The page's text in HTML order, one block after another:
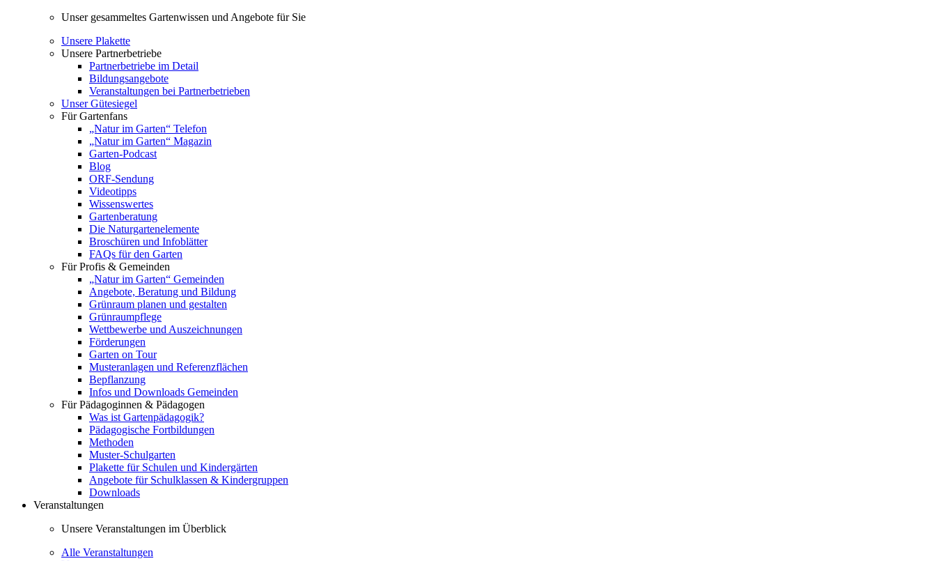
Unser gesammeltes Gartenwissen und Angebote für Sie
Unsere Plakette
Unsere Partnerbetriebe
Partnerbetriebe im Detail
Bildungsangebote
Veranstaltungen bei Partnerbetrieben
Unser Gütesiegel
Für Gartenfans
„Natur im Garten“ Telefon
„Natur im Garten“ Magazin
Garten-Podcast
Blog
ORF-Sendung
Videotipps
Wissenswertes
Gartenberatung
Die Naturgartenelemente
Broschüren und Infoblätter
FAQs für den Garten
Für Profis & Gemeinden
„Natur im Garten“ Gemeinden
Angebote, Beratung und Bildung
Grünraum planen und gestalten
Grünraumpflege
Wettbewerbe und Auszeichnungen
Förderungen
Garten on Tour
Musteranlagen und Referenzflächen
Bepflanzung
Infos und Downloads Gemeinden
Für Pädagoginnen & Pädagogen
Was ist Gartenpädagogik?
Pädagogische Fortbildungen
Methoden
Muster-Schulgarten
Plakette für Schulen und Kindergärten
Angebote für Schulklassen & Kindergruppen
Downloads
Veranstaltungen
Unsere Veranstaltungen im Überblick
Alle Veranstaltungen